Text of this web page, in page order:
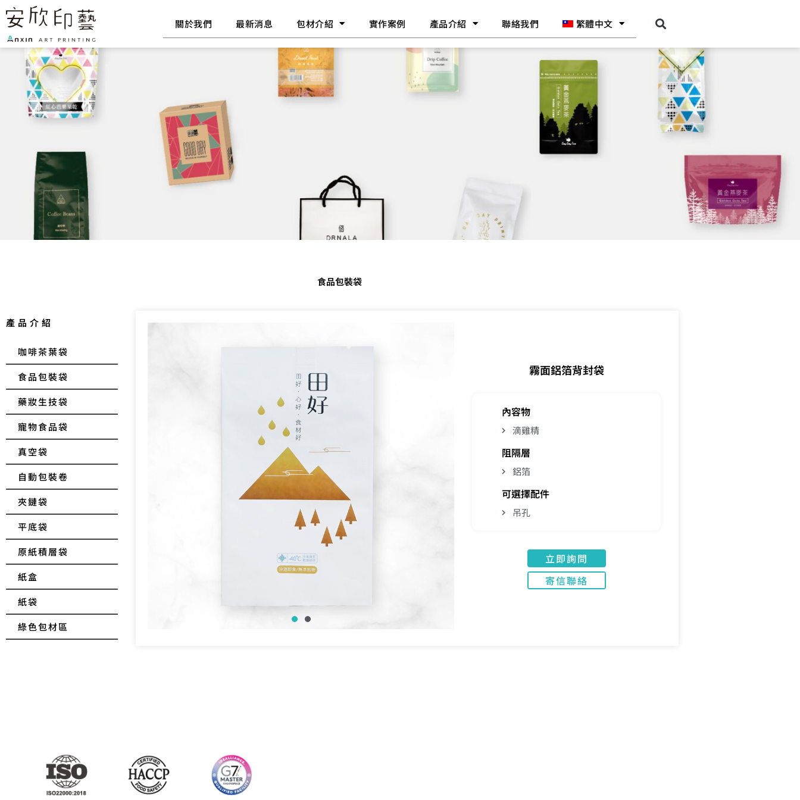
至
要
關於我們 最新消息 包材介紹 實作案例 產品介紹 聯絡我們 繁體中文
食品包裝袋
產品介紹
咖啡茶葉袋
食品包裝袋
藥妝生技袋
寵物食品袋
真空袋
自動包裝卷
夾鏈袋
平底袋
原紙積層袋
紙盒
紙袋
綠色包材區
霧面鋁箔背封袋
內容物
滴雞精
阻隔層
鋁箔
可選擇配件
吊孔
立即詢問
寄信聯絡